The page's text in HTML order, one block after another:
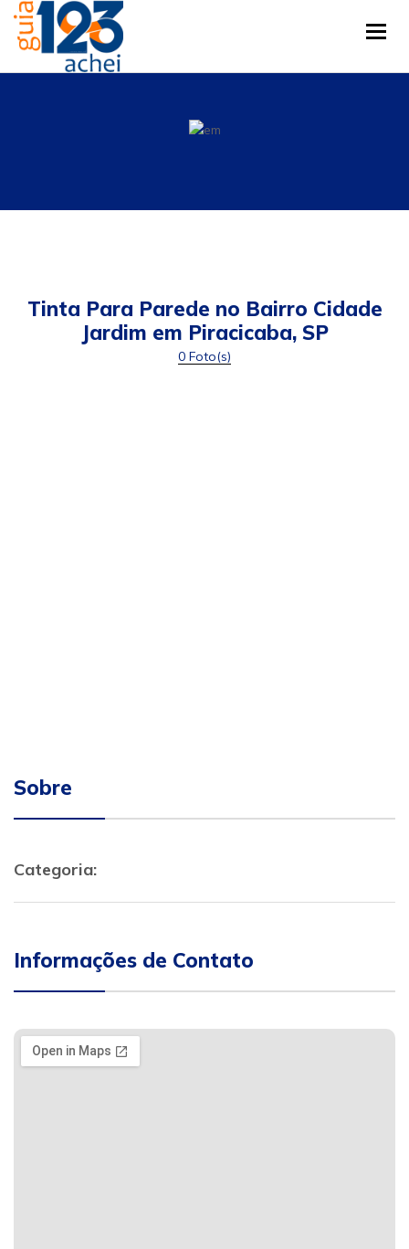
Tinta Para Parede no Bairro Cidade
Jardim em Piracicaba, SP
0 Foto(s)
Sobre
Categoria:
Informações de Contato